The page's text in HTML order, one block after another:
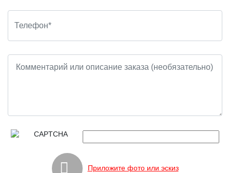
Приложите фото или эскиз